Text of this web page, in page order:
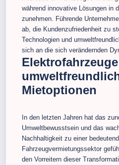
während innovative Lösungen in
zunehmen. Führende
ab, die Kundenzufriedenheit zu
Technologien und
sich an die sich verändernden
Mietoptionen
In den letzten Jahren hat das
Umweltbewusstsein und das
Nachhaltigkeit zu einer
Fahrzeugvermietungssektor
den Vorreitern dieser